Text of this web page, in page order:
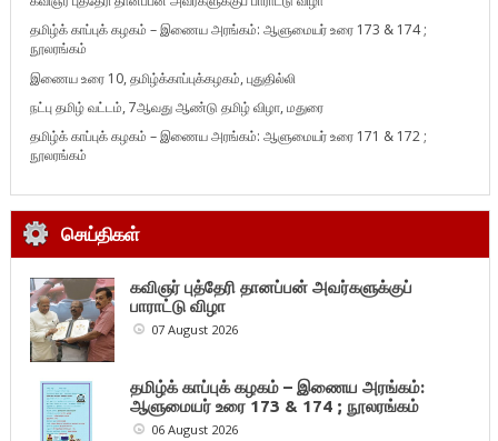
தமிழ்க் காப்புக் கழகம் – இணைய அரங்கம்: ஆளுமையர் உரை 173 & 174 ;
நூலரங்கம்
இணைய உரை 10, தமிழ்க்காப்புக்கழகம், புதுதில்லி
நட்பு தமிழ் வட்டம், 7ஆவது ஆண்டு தமிழ் விழா, மதுரை
தமிழ்க் காப்புக் கழகம் – இணைய அரங்கம்: ஆளுமையர் உரை 171 & 172 ;
நூலரங்கம்
செய்திகள்
கவிஞர் புத்தேரி தானப்பன் அவர்களுக்குப்
பாராட்டு விழா
07 August 2026
தமிழ்க் காப்புக் கழகம் – இணைய அரங்கம்:
ஆளுமையர் உரை 173 & 174 ; நூலரங்கம்
06 August 2026